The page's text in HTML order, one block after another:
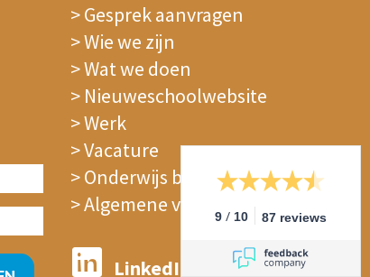
9 / 10 87 reviews
>Gesprek aanvragen
>Wie we zijn
>Wat we doen
> Nieuweschoolwebsite
>Werk
>Vacature
>Onderwijs blog
>Algemene voorwaarden
LinkedIn